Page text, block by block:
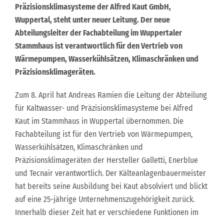
Präzisionsklimasysteme der Alfred Kaut GmbH,
Wuppertal, steht unter neuer Leitung. Der neue
Abteilungsleiter der Fachabteilung im Wuppertaler
Stammhaus ist verantwortlich für den Vertrieb von
Wärmepumpen, Wasserkühlsätzen, Klimaschränken und
Präzisionsklimageräten.
Zum 8. April hat Andreas Ramien die Leitung der Abteilung
für Kaltwasser- und Präzisionsklimasysteme bei Alfred
Kaut im Stammhaus in Wuppertal übernommen. Die
Fachabteilung ist für den Vertrieb von Wärmepumpen,
Wasserkühlsätzen, Klimaschränken und
Präzisionsklimageräten der Hersteller Galletti, Enerblue
und Tecnair verantwortlich. Der Kälteanlagenbauermeister
hat bereits seine Ausbildung bei Kaut absolviert und blickt
auf eine 25-jährige Unternehmenszugehörigkeit zurück.
Innerhalb dieser Zeit hat er verschiedene Funktionen im